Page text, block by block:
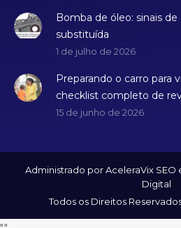
Bomba de óleo: sinais
substituída
1 de julho de 2026
Preparando o carro para
checklist completo de
15 de junho de 2026
Administrado por AceleraVix SEO
Digital
Todos os Direitos